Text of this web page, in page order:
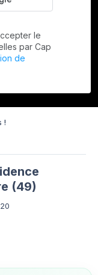
!
(49)
le
par Cap
de